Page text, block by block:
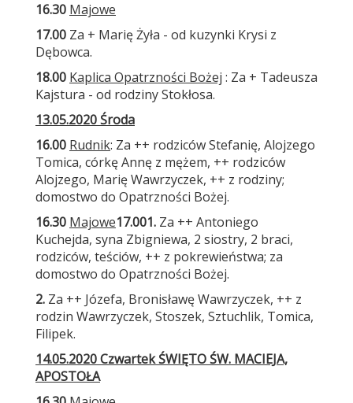
16.30 Majowe
17.00 Za + Marię Żyła - od kuzynki Krysi z
Dębowca.
18.00 Kaplica Opatrzności Bożej : Za + Tadeusza
Kajstura - od rodziny Stokłosa.
13.05.2020 Środa
16.00 Rudnik: Za ++ rodziców Stefanię, Alojzego
Tomica, córkę Annę z mężem, ++ rodziców
Alojzego, Marię Wawrzyczek, ++ z rodziny;
domostwo do Opatrzności Bożej.
16.30 Majowe17.001. Za ++ Antoniego
Kuchejda, syna Zbigniewa, 2 siostry, 2 braci,
rodziców, teściów, ++ z pokrewieństwa; za
domostwo do Opatrzności Bożej.
2. Za ++ Józefa, Bronisławę Wawrzyczek, ++ z
rodzin Wawrzyczek, Stoszek, Sztuchlik, Tomica,
Filipek.
14.05.2020 Czwartek ŚWIĘTO ŚW. MACIEJA,
APOSTOŁA